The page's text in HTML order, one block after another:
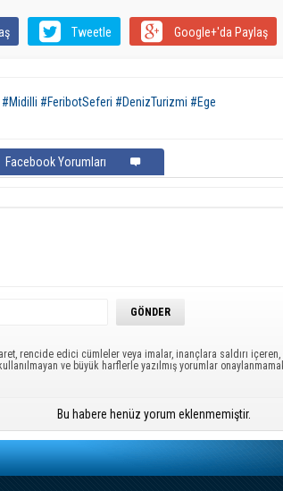
Tweetle Google+'da Paylaş
#FeribotSeferi #DenizTurizmi #Ege
Facebook Yorumları
rencide edici cümleler veya imalar, inançlara saldırı içeren,
ve büyük harflerle yazılmış yorumlar
Bu habere henüz yorum eklenmemiştir.